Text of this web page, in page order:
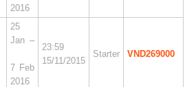
2016
25
Jan –
7 Feb
2016
23:59
15/11/2015
Starter VND269000